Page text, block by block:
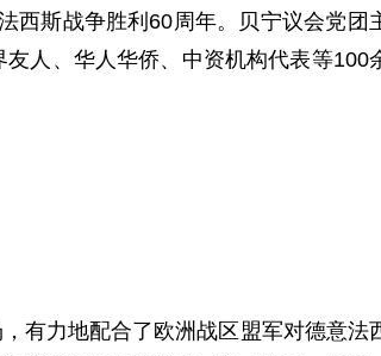
斯战争胜利60周年。贝宁议会党团
人、华人华侨、中资机构代表等100
有力地配合了欧洲战区盟军对德意法